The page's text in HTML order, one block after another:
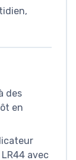
des
en
avec